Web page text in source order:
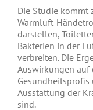
Die Studie kommt
Warmluft-
darstellen,
Bakterien in der
verbreiten. Die
Auswirkungen
Ausstattung der
sind.